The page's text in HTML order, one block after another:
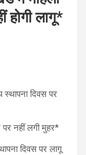
होगी लागू*
स्थापना दिवस पर
नहीं लगी मुहर*
दिवस पर लागू